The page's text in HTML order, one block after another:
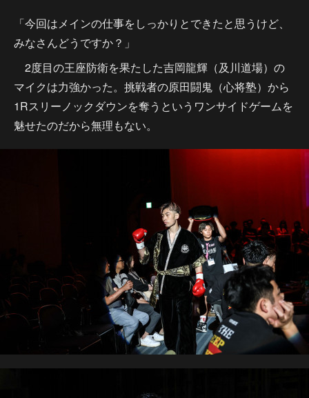
「今回はメインの仕事をしっかりとできたと思うけど、
みなさんどうですか？」
2度目の王座防衛を果たした吉岡龍輝（及川道場）の
マイクは力強かった。挑戦者の原田闘鬼（心将塾）から
1Rスリーノックダウンを奪うというワンサイドゲームを
魅せたのだから無理もない。